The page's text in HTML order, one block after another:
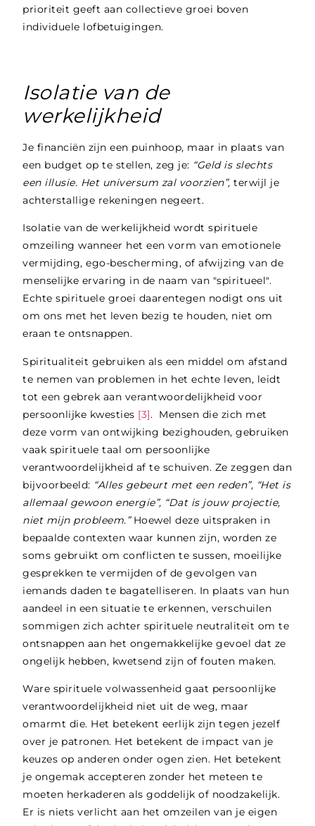
prioriteit geeft aan collectieve groei boven
individuele lofbetuigingen.
Isolatie van de
werkelijkheid
Je financiën zijn een puinhoop, maar in plaats van
een budget op te stellen, zeg je: “Geld is slechts
een illusie. Het universum zal voorzien”, terwijl je
achterstallige rekeningen negeert.
Isolatie van de werkelijkheid wordt spirituele
omzeiling wanneer het een vorm van emotionele
vermijding, ego-bescherming, of afwijzing van de
menselijke ervaring in de naam van "spiritueel".
Echte spirituele groei daarentegen nodigt ons uit
om ons met het leven bezig te houden, niet om
eraan te ontsnappen.
Spiritualiteit gebruiken als een middel om afstand
te nemen van problemen in het echte leven, leidt
tot een gebrek aan verantwoordelijkheid voor
persoonlijke kwesties [3]. Mensen die zich met
deze vorm van ontwijking bezighouden, gebruiken
vaak spirituele taal om persoonlijke
verantwoordelijkheid af te schuiven. Ze zeggen dan
bijvoorbeeld: “Alles gebeurt met een reden”, “Het is
allemaal gewoon energie”, “Dat is jouw projectie,
niet mijn probleem.”Hoewel deze uitspraken in
bepaalde contexten waar kunnen zijn, worden ze
soms gebruikt om conflicten te sussen, moeilijke
gesprekken te vermijden of de gevolgen van
iemands daden te bagatelliseren. In plaats van hun
aandeel in een situatie te erkennen, verschuilen
sommigen zich achter spirituele neutraliteit om te
ontsnappen aan het ongemakkelijke gevoel dat ze
ongelijk hebben, kwetsend zijn of fouten maken.
Ware spirituele volwassenheid gaat persoonlijke
verantwoordelijkheid niet uit de weg, maar
omarmt die. Het betekent eerlijk zijn tegen jezelf
over je patronen. Het betekent de impact van je
keuzes op anderen onder ogen zien. Het betekent
je ongemak accepteren zonder het meteen te
moeten herkaderen als goddelijk of noodzakelijk.
Er is niets verlicht aan het omzeilen van je eigen